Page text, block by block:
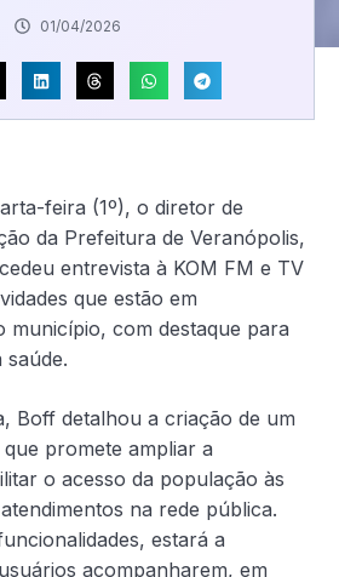
01/04/2026
feira (1º), o diretor de
da Prefeitura de Veranópolis,
entrevista à KOM FM e TV
que estão em
município, com destaque para
saúde.
Boff detalhou a criação de um
promete ampliar a
o acesso da população às
na rede pública.
estará a
acompanharem, em